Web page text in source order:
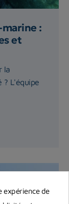
:
et
la
? L'équipe
expérience de